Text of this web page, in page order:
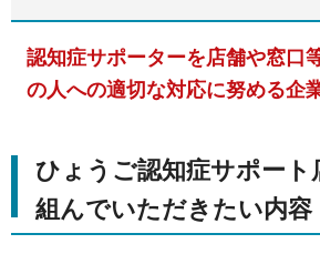
認知症サポーターを店舗や窓口
の人への適切な対応に努める企
ひょうご認知症サポート
組んでいただきたい内容